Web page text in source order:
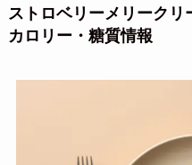
ストロベリーメリークリ
カロリー・糖質情報